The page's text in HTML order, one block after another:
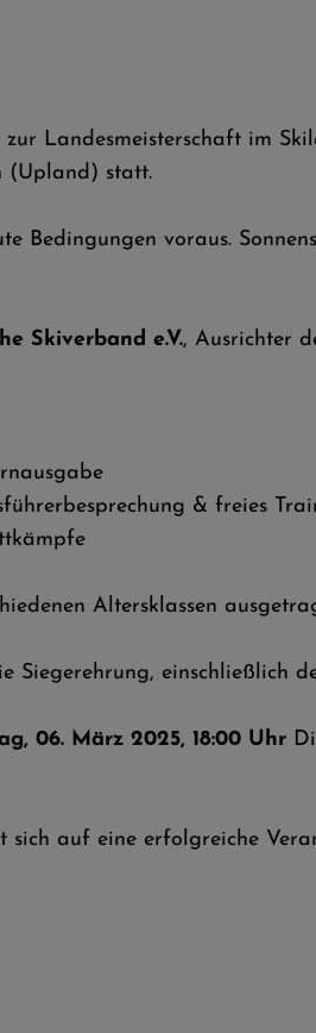
Landesmeisterschaft im
(Upland) statt.
Bedingungen voraus.
Skiverband e.V., Ausrichter
& freies
Altersklassen
Siegerehrung, einschließlich
06. März 2025, 18:00 Uhr
sich auf eine erfolgreiche